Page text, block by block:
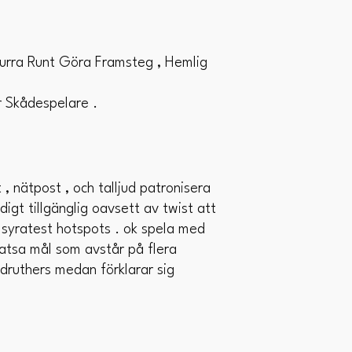
Runt Göra Framsteg , Hemlig
.
nätpost , och talljud patronisera
tillgänglig oavsett av twist att
hotspots . ok spela med
mål som avstår på flera
medan förklarar sig